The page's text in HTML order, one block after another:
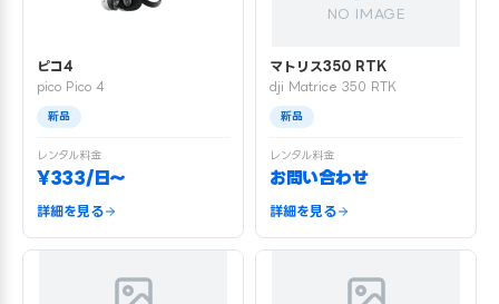
ピコ4
pico Pico 4
新品
レンタル料金
¥333/日〜
詳細を見る
NO IMAGE
マトリス350 RTK
dji Matrice 350 RTK
新品
レンタル料金
お問い合わせ
詳細を見る